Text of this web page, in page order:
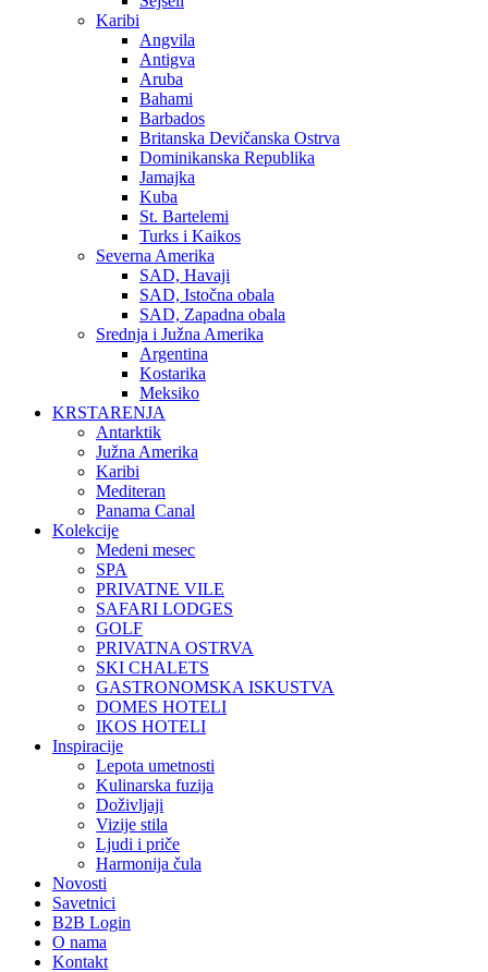
Karibi
Angvila
Antigva
Aruba
Bahami
Barbados
Britanska Devičanska Ostrva
Dominikanska Republika
Jamajka
Kuba
St. Bartelemi
Turks i Kaikos
Severna Amerika
SAD, Havaji
SAD, Istočna obala
SAD, Zapadna obala
Srednja i Južna Amerika
Argentina
Kostarika
Meksiko
KRSTARENJA
Antarktik
Južna Amerika
Karibi
Mediteran
Panama Canal
Kolekcije
Medeni mesec
SPA
PRIVATNE VILE
SAFARI LODGES
GOLF
PRIVATNA OSTRVA
SKI CHALETS
GASTRONOMSKA ISKUSTVA
DOMES HOTELI
IKOS HOTELI
Inspiracije
Lepota umetnosti
Kulinarska fuzija
Doživljaji
Vizije stila
Ljudi i priče
Harmonija čula
Novosti
Savetnici
B2B Login
O nama
Kontakt